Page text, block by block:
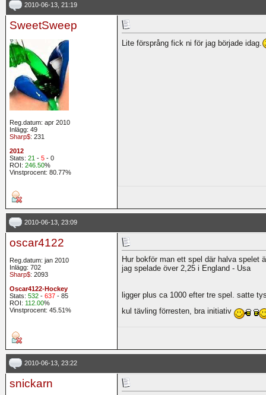
2010-06-13, 21:19
SweetSweep
Reg.datum: apr 2010
Inlägg: 49
Sharp$: 231
2012
Stats: 21 - 5 - 0
ROI: 246.50%
Vinstprocent: 80.77%
Lite försprång fick ni för jag började idag.
2010-06-13, 23:09
oscar4122
Reg.datum: jan 2010
Inlägg: 702
Sharp$: 2093
Oscar4122-Hockey
Stats: 532 - 637 - 85
ROI: 112.00%
Vinstprocent: 45.51%
Hur bokför man ett spel där halva spelet
jag spelade över 2,25 i England - Usa
ligger plus ca 1000 efter tre spel. satte
kul tävling förresten, bra initiativ
2010-06-13, 23:22
snickarn